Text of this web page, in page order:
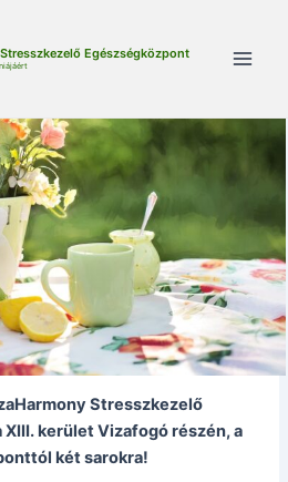
Egészségközpont
Stresszkezelő
kerület Vizafogó részén, a
két sarokra!